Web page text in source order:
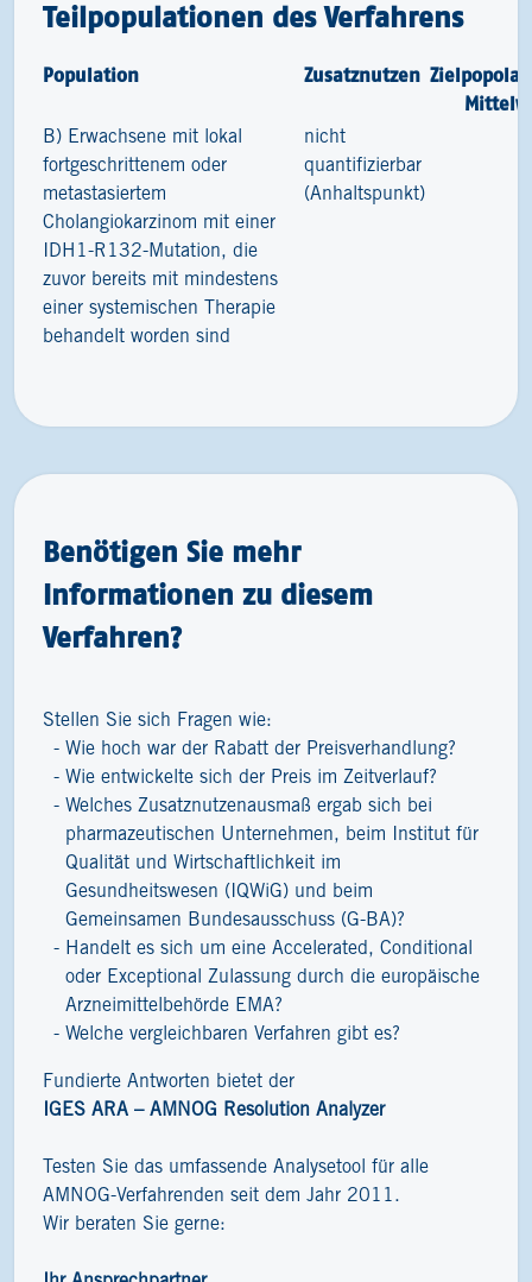
Teilpopulationen des Verfahrens
Population Zusatznutzen
B) Erwachsene mit lokal
fortgeschrittenem oder
metastasiertem
Cholangiokarzinom mit einer
IDH1-R132-Mutation, die
zuvor bereits mit mindestens
einer systemischen Therapie
behandelt worden sind
nicht
quantifizierbar
(Anhaltspunkt)
Benötigen Sie mehr
Informationen zu diesem
Verfahren?
Stellen Sie sich Fragen wie:
Wie hoch war der Rabatt der Preisverhandlung?
Wie entwickelte sich der Preis im Zeitverlauf?
Welches Zusatznutzenausmaß ergab sich bei
pharmazeutischen Unternehmen, beim Institut für
Qualität und Wirtschaftlichkeit im
Gesundheitswesen (IQWiG) und beim
Gemeinsamen Bundesausschuss (G-BA)?
Handelt es sich um eine Accelerated, Conditional
oder Exceptional Zulassung durch die europäische
Arzneimittelbehörde EMA?
Welche vergleichbaren Verfahren gibt es?
Fundierte Antworten bietet der
IGES ARA – AMNOG Resolution Analyzer
Testen Sie das umfassende Analysetool für alle
AMNOG-Verfahrenden seit dem Jahr 2011.
Wir beraten Sie gerne: